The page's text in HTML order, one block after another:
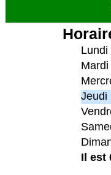
Lundi
Mardi
Jeudi
Il est